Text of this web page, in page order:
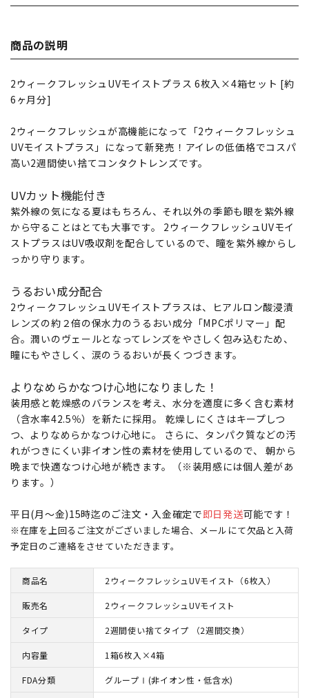
商品の説明
2ウィークフレッシュUVモイストプラス 6枚入×4箱セット [約
6ヶ月分]
2ウィークフレッシュが高機能になって「2ウィークフレッシュ
UVモイストプラス」になって新発売！アイレの低価格でコスパ
高い2週間使い捨てコンタクトレンズです。
UVカット機能付き
紫外線の気になる夏はもちろん、それ以外の季節も眼を紫外線
から守ることはとても大事です。 2ウィークフレッシュUVモイ
ストプラスはUV吸収剤を配合しているので、瞳を紫外線からし
っかり守ります。
うるおい成分配合
2ウィークフレッシュUVモイストプラスは、ヒアルロン酸浸漬
レンズの約２倍の保水力のうるおい成分「MPCポリマー」配
合。潤いのヴェールとなってレンズをやさしく包み込むため、
瞳にもやさしく、涙のうるおいが長くつづきます。
よりなめらかなつけ心地になりました！
装用感と乾燥感のバランスを考え、水分を適度に多く含む素材
（含水率42.5％）を新たに採用。 乾燥しにくさはキープしつ
つ、よりなめらかなつけ心地に。 さらに、タンパク質などの汚
れがつきにくい非イオン性の素材を使用しているので、 朝から
晩まで快適なつけ心地が続きます。（※装用感には個人差があ
ります。）
平日(月～金)15時迄のご注文・入金確定で即日発送可能です！
※在庫を上回るご注文がございました場合、メールにて欠品と入荷
予定日のご連絡をさせていただきます。
商品名 2ウィークフレッシュUVモイスト（6枚入）
販売名 2ウィークフレッシュUVモイスト
タイプ 2週間使い捨てタイプ （2週間交換）
内容量 1箱6枚入×4箱
FDA分類 グループⅠ(非イオン性・低含水)